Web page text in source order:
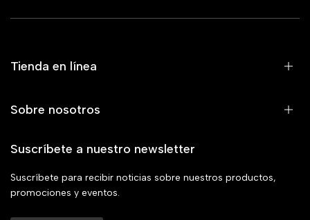
Tienda en línea
Sobre nosotros
Suscríbete a nuestro newsletter
Suscríbete para recibir noticias sobre nuestros productos,
promociones y eventos.